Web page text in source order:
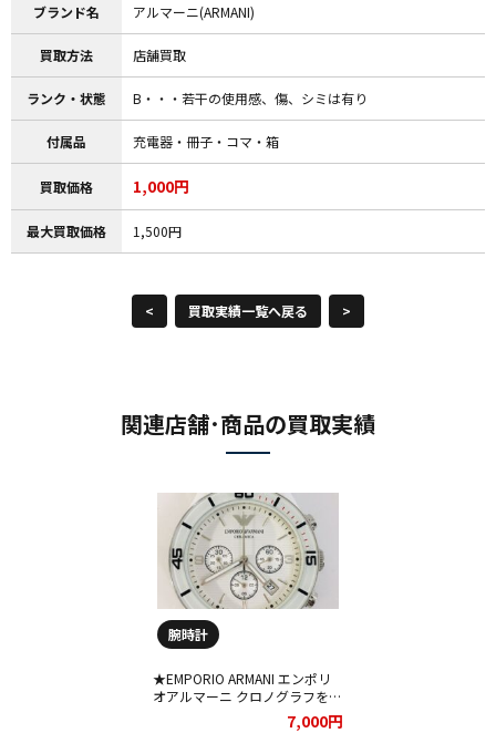
ブランド名 アルマーニ(ARMANI)
買取方法 店舗買取
ランク・状態 B・・・若干の使用感、傷、シミは有り
付属品 充電器・冊子・コマ・箱
買取価格 1,000円
最大買取価格 1,500円
< 買取実績一覧へ戻る >
関連店舗･商品の買取実績
腕時計
★EMPORIO ARMANI エンポリ
オアルマーニ クロノグラフをお
買取りさせて頂きました★7,000円